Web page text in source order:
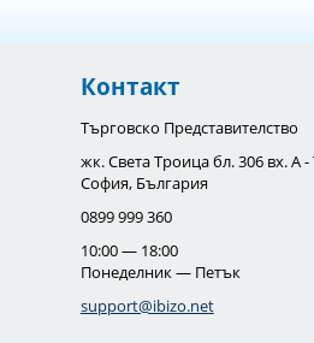
Контакт
Търговско Представителство
жк. Света Троица бл. 306 вх. А
София, България
0899 999 360
10:00 — 18:00
Понеделник — Петък
support@ibizo.net